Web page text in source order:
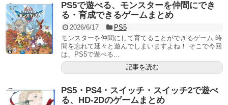
PS5で遊べる、モンスターを仲間にでき
る・育成できるゲームまとめ
2026/6/17
PS5
モンスターを仲間にして育てることができるゲーム 時
間を忘れて延々と遊んでしまいますよね！ そこで今回
は、PS5で遊べる...
記事を読む
PS5・PS4・スイッチ・スイッチ2で遊べ
る、HD-2Dのゲームまとめ